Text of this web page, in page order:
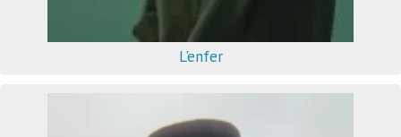
L'enfer